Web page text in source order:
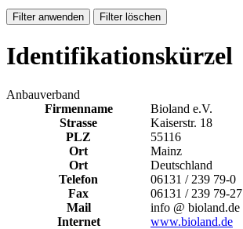
Identifikationskürzel
Anbauverband
Firmenname
Bioland e.V.
Strasse
Kaiserstr. 18
PLZ
55116
Ort
Mainz
Ort
Deutschland
Telefon
06131 / 239 79-0
Fax
06131 / 239 79-27
Mail
info @ bioland.de
Internet
www.bioland.de